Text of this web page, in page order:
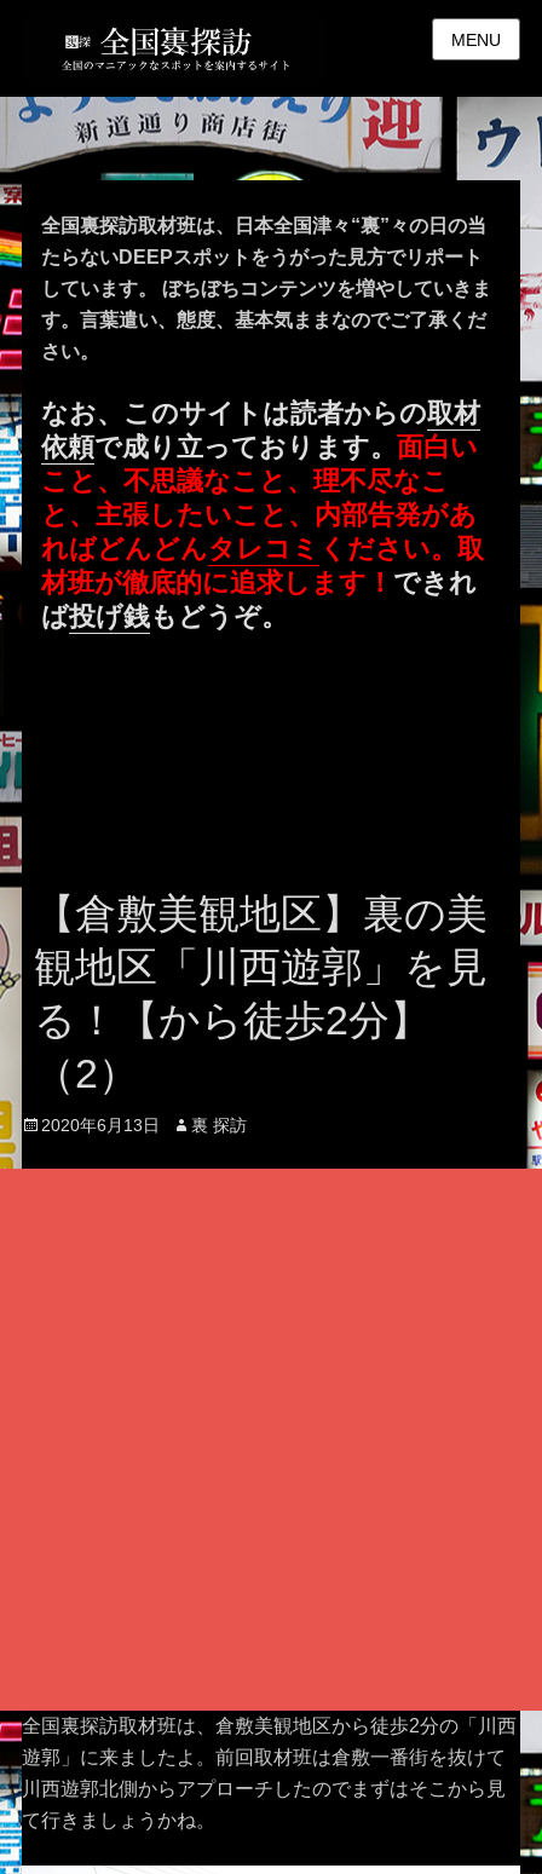
MENU
全国裏探訪取材班は、日本全国津々“裏”々の日の当
たらないDEEPスポットをうがった見方でリポート
しています。 ぼちぼちコンテンツを増やしていきま
す。言葉遣い、態度、基本気ままなのでご了承くだ
さい。
なお、このサイトは読者からの取材
依頼で成り立っております。面白い
こと、不思議なこと、理不尽なこ
と、主張したいこと、内部告発があ
ればどんどんタレコミ ください。取
材班が徹底的に追求します！ できれ
ば投げ銭もどうぞ。
【倉敷美観地区】裏の美
観地区「川西遊郭」を見
る！【から徒歩2分】
（2）
Posted
2020年6月13日 Author
裏 探訪
全国裏探訪取材班は、倉敷美観地区から徒歩2分の「川西
遊郭」に来ましたよ。前回取材班は倉敷一番街を抜けて
川西遊郭北側からアプローチしたのでまずはそこから見
て行きましょうかね。